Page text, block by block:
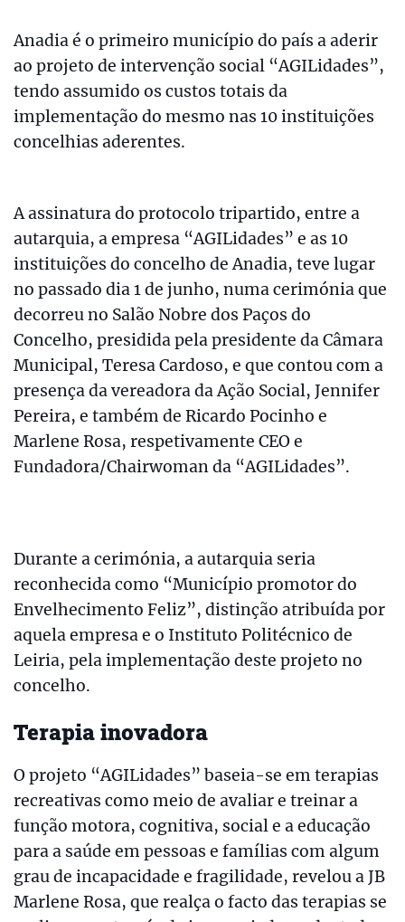
Anadia é o primeiro município do país a aderir
ao projeto de intervenção social “AGILidades”,
tendo assumido os custos totais da
implementação do mesmo nas 10 instituições
concelhias aderentes.
A assinatura do protocolo tripartido, entre a
autarquia, a empresa “AGILidades” e as 10
instituições do concelho de Anadia, teve lugar
no passado dia 1 de junho, numa cerimónia que
decorreu no Salão Nobre dos Paços do
Concelho, presidida pela presidente da Câmara
Municipal, Teresa Cardoso, e que contou com a
presença da vereadora da Ação Social, Jennifer
Pereira, e também de Ricardo Pocinho e
Marlene Rosa, respetivamente CEO e
Fundadora/Chairwoman da “AGILidades”.
Durante a cerimónia, a autarquia seria
reconhecida como “Município promotor do
Envelhecimento Feliz”, distinção atribuída por
aquela empresa e o Instituto Politécnico de
Leiria, pela implementação deste projeto no
concelho.
Terapia inovadora
O projeto “AGILidades” baseia-se em terapias
recreativas como meio de avaliar e treinar a
função motora, cognitiva, social e a educação
para a saúde em pessoas e famílias com algum
grau de incapacidade e fragilidade, revelou a JB
Marlene Rosa, que realça o facto das terapias se